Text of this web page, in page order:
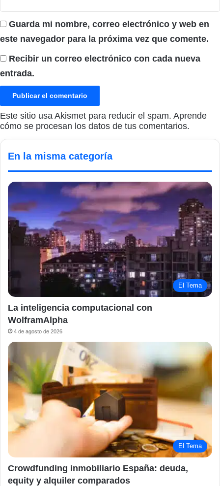
Guarda mi nombre, correo electrónico y web en
este navegador para la próxima vez que comente.
Recibir un correo electrónico con cada nueva
entrada.
Este sitio usa Akismet para reducir el spam. Aprende
cómo se procesan los datos de tus comentarios.
En la misma categoría
El Tema
La inteligencia computacional con
WolframAlpha
4 de agosto de 2026
El Tema
Crowdfunding inmobiliario España: deuda,
equity y alquiler comparados